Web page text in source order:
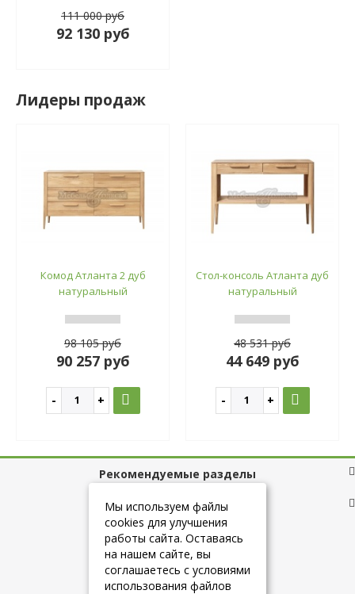
111 000 руб
92 130 руб
Лидеры продаж
Комод Атланта 2 дуб
натуральный
98 105 руб
90 257 руб
Стол-консоль Атланта дуб
натуральный
48 531 руб
44 649 руб
Рекомендуемые разделы
Полезные ссылки
+7 (925) 084-10-60
Мы используем файлы
cookies для улучшения
работы сайта. Оставаясь
на нашем сайте, вы
соглашаетесь с условиями
использования файлов